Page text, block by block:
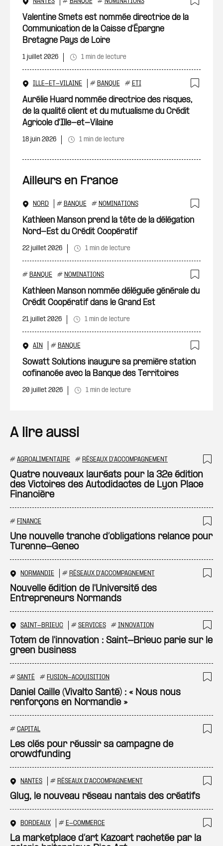
Valentine Smets est nommée directrice de la
Communication de la Caisse d’Épargne
Bretagne Pays de Loire
1 juillet 2026 1 min de lecture
ILLE-ET-VILAINE # BANQUE # ETI
Aurélie Huard nommée directrice des risques,
de la qualité client et du mutualisme du Crédit
Agricole d'Ille-et-Vilaine
18 juin 2026 1 min de lecture
Ailleurs en France
NORD # BANQUE # NOMINATIONS
Kathleen Manson prend la tête de la délégation
Nord-Est du Crédit Coopératif
22 juillet 2026 1 min de lecture
# BANQUE # NOMINATIONS
Kathleen Manson nommée déléguée générale du
Crédit Coopératif dans le Grand Est
21 juillet 2026 1 min de lecture
AIN # BANQUE
Sowatt Solutions inaugure sa première station
cofinancée avec la Banque des Territoires
20 juillet 2026 1 min de lecture
A lire aussi
# AGROALIMENTAIRE # RÉSEAUX D'ACCOMPAGNEMENT
Quatre nouveaux lauréats pour la 32e édition
des Victoires des Autodidactes de Lyon Place
Financière
# FINANCE
Une nouvelle tranche d’obligations relance pour
Turenne-Geneo
NORMANDIE # RÉSEAUX D'ACCOMPAGNEMENT
Nouvelle édition de l'Université des
Entrepreneurs Normands
SAINT-BRIEUC # SERVICES # INNOVATION
Totem de l'innovation : Saint-Brieuc parie sur le
green business
# SANTÉ # FUSION-ACQUISITION
Daniel Caille (Vivalto Santé) : « Nous nous
renforçons en Normandie »
# CAPITAL
Les clés pour réussir sa campagne de
crowdfunding
NANTES # RÉSEAUX D'ACCOMPAGNEMENT
Glug, le nouveau réseau nantais des créatifs
BORDEAUX # E-COMMERCE
La marketplace d’art Kazoart rachetée par la